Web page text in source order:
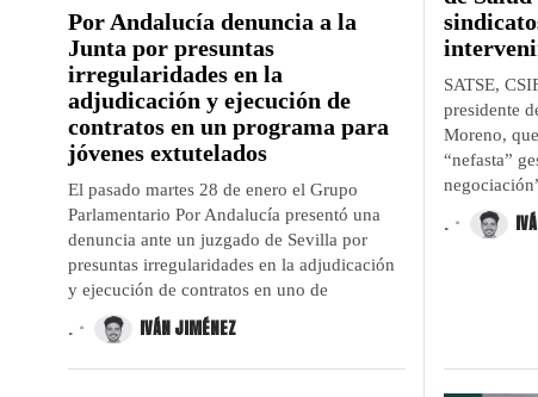
Por Andalucía denuncia a la
Junta por presuntas
irregularidades en la
adjudicación y ejecución de
contratos en un programa para
jóvenes extutelados
El pasado martes 28 de enero el Grupo
Parlamentario Por Andalucía presentó una
denuncia ante un juzgado de Sevilla por
presuntas irregularidades en la adjudicación
y ejecución de contratos en uno de
. IVÁN JIMÉNEZ
SATSE,
presidente
Moreno,
“nefasta”
.